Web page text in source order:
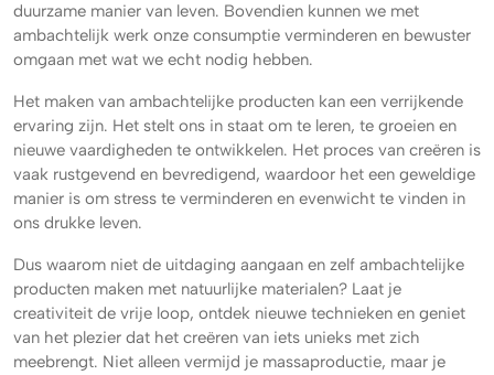
duurzame manier van leven. Bovendien kunnen we met
ambachtelijk werk onze consumptie verminderen en bewuster
omgaan met wat we echt nodig hebben.
Het maken van ambachtelijke producten kan een verrijkende
ervaring zijn. Het stelt ons in staat om te leren, te groeien en
nieuwe vaardigheden te ontwikkelen. Het proces van creëren is
vaak rustgevend en bevredigend, waardoor het een geweldige
manier is om stress te verminderen en evenwicht te vinden in
ons drukke leven.
Dus waarom niet de uitdaging aangaan en zelf ambachtelijke
producten maken met natuurlijke materialen? Laat je
creativiteit de vrije loop, ontdek nieuwe technieken en geniet
van het plezier dat het creëren van iets unieks met zich
meebrengt. Niet alleen vermijd je massaproductie, maar je